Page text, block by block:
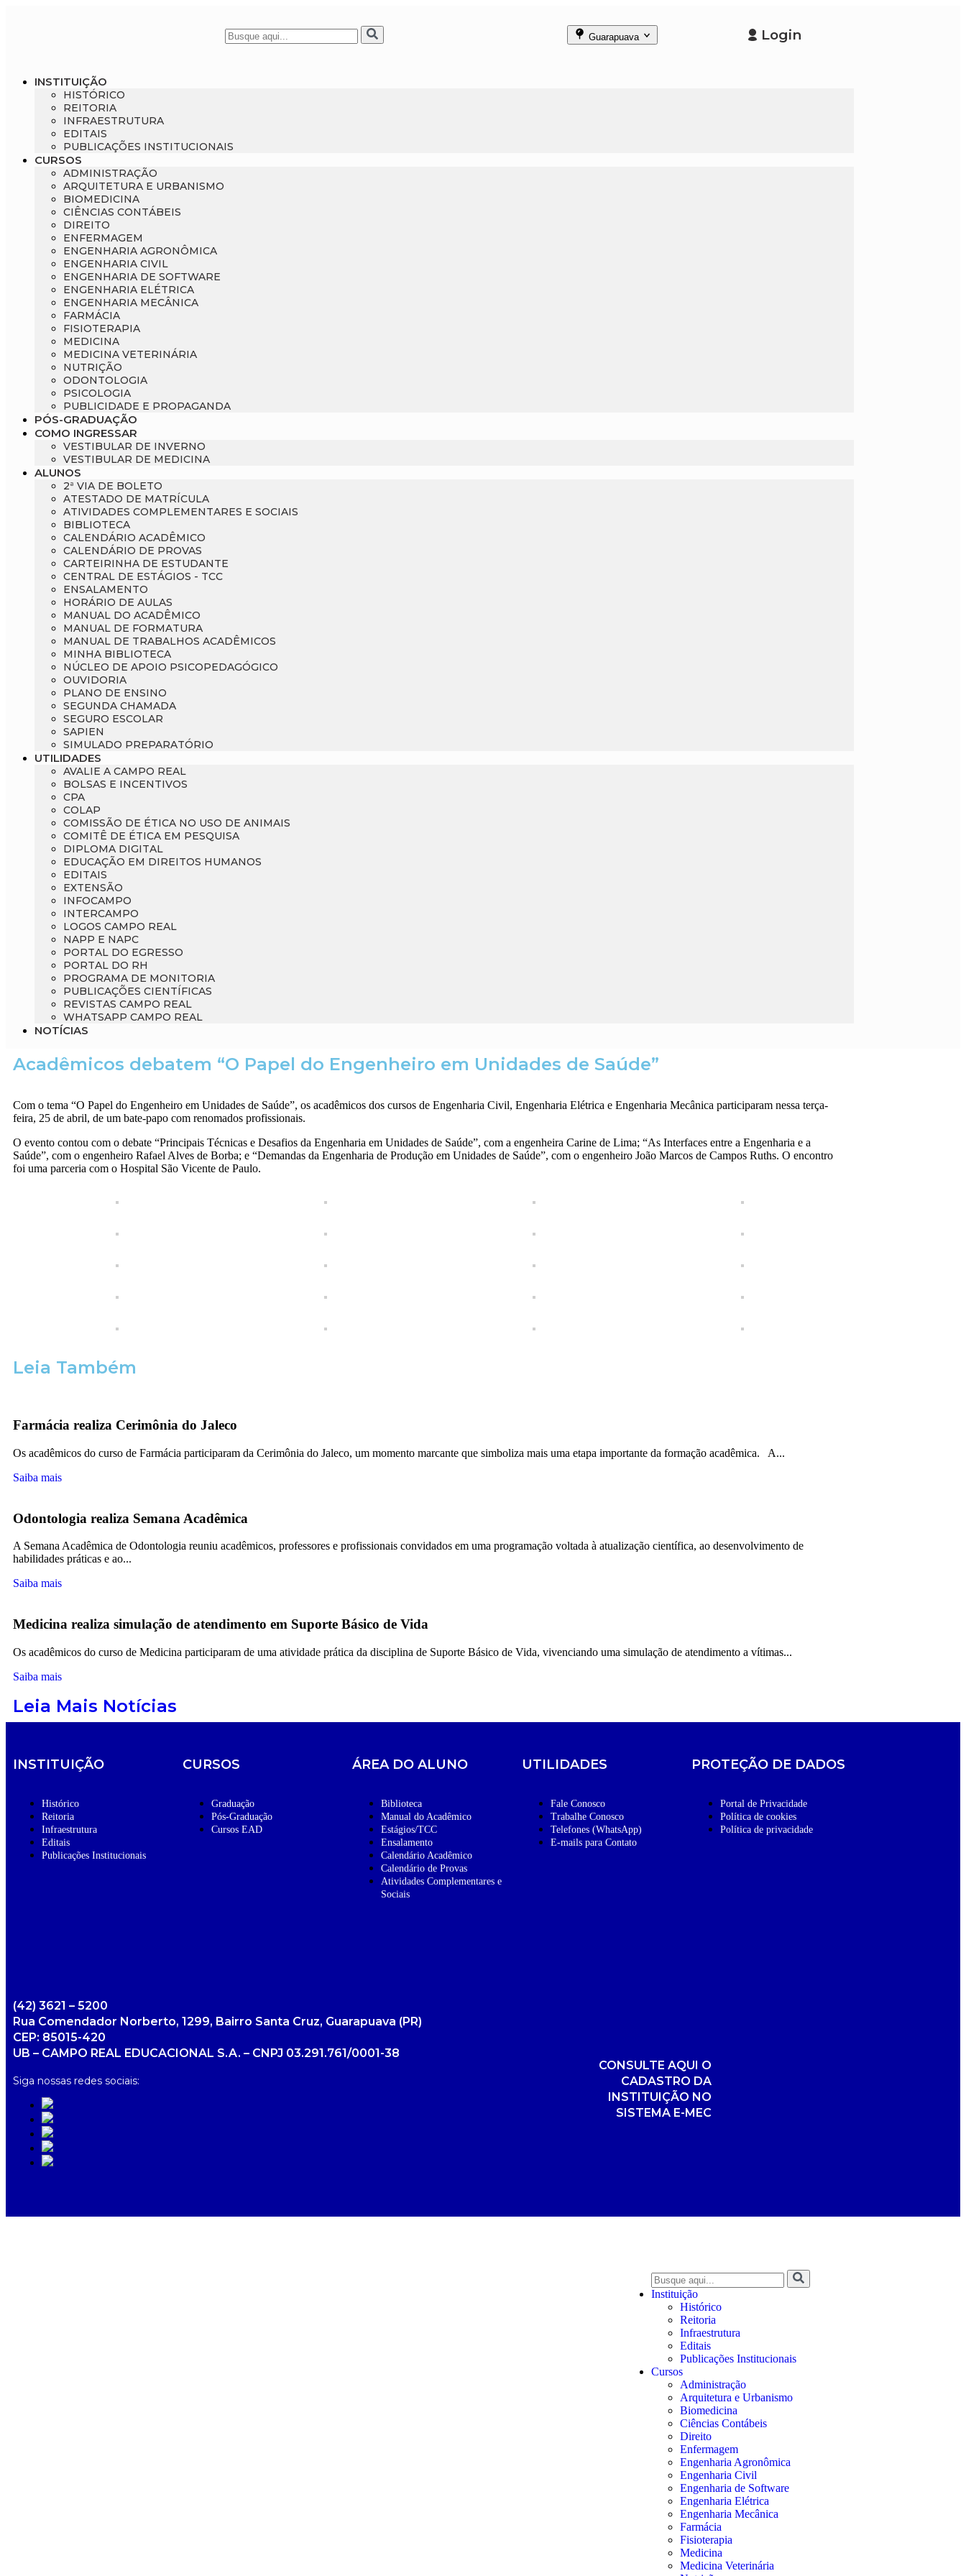
Guarapuava Login
INSTITUIÇÃO
HISTÓRICO
REITORIA
INFRAESTRUTURA
EDITAIS
PUBLICAÇÕES INSTITUCIONAIS
CURSOS
ADMINISTRAÇÃO
ARQUITETURA E URBANISMO
BIOMEDICINA
CIÊNCIAS CONTÁBEIS
DIREITO
ENFERMAGEM
ENGENHARIA AGRONÔMICA
ENGENHARIA CIVIL
ENGENHARIA DE SOFTWARE
ENGENHARIA ELÉTRICA
ENGENHARIA MECÂNICA
FARMÁCIA
FISIOTERAPIA
MEDICINA
MEDICINA VETERINÁRIA
NUTRIÇÃO
ODONTOLOGIA
PSICOLOGIA
PUBLICIDADE E PROPAGANDA
PÓS-GRADUAÇÃO
COMO INGRESSAR
VESTIBULAR DE INVERNO
VESTIBULAR DE MEDICINA
ALUNOS
2ª VIA DE BOLETO
ATESTADO DE MATRÍCULA
ATIVIDADES COMPLEMENTARES E SOCIAIS
BIBLIOTECA
CALENDÁRIO ACADÊMICO
CALENDÁRIO DE PROVAS
CARTEIRINHA DE ESTUDANTE
CENTRAL DE ESTÁGIOS - TCC
ENSALAMENTO
HORÁRIO DE AULAS
MANUAL DO ACADÊMICO
MANUAL DE FORMATURA
MANUAL DE TRABALHOS ACADÊMICOS
MINHA BIBLIOTECA
NÚCLEO DE APOIO PSICOPEDAGÓGICO
OUVIDORIA
PLANO DE ENSINO
SEGUNDA CHAMADA
SEGURO ESCOLAR
SAPIEN
SIMULADO PREPARATÓRIO
UTILIDADES
AVALIE A CAMPO REAL
BOLSAS E INCENTIVOS
CPA
COLAP
COMISSÃO DE ÉTICA NO USO DE ANIMAIS
COMITÊ DE ÉTICA EM PESQUISA
DIPLOMA DIGITAL
EDUCAÇÃO EM DIREITOS HUMANOS
EDITAIS
EXTENSÃO
INFOCAMPO
INTERCAMPO
LOGOS CAMPO REAL
NAPP E NAPC
PORTAL DO EGRESSO
PORTAL DO RH
PROGRAMA DE MONITORIA
PUBLICAÇÕES CIENTÍFICAS
REVISTAS CAMPO REAL
WHATSAPP CAMPO REAL
NOTÍCIAS
Acadêmicos debatem “O Papel do Engenheiro em Unidades de Saúde”
Com o tema “O Papel do Engenheiro em Unidades de Saúde”, os acadêmicos dos cursos de Engenharia Civil, Engenharia Elétrica e Engenharia Mecânica participaram nessa terça-
feira, 25 de abril, de um bate-papo com renomados profissionais.
O evento contou com o debate “Principais Técnicas e Desafios da Engenharia em Unidades de Saúde”, com a engenheira Carine de Lima; “As Interfaces entre a Engenharia e a
Saúde”, com o engenheiro Rafael Alves de Borba; e “Demandas da Engenharia de Produção em Unidades de Saúde”, com o engenheiro João Marcos de Campos Ruths. O encontro
foi uma parceria com o Hospital São Vicente de Paulo.
Leia Também
Farmácia realiza Cerimônia do Jaleco
Os acadêmicos do curso de Farmácia participaram da Cerimônia do Jaleco, um momento marcante que simboliza mais uma etapa importante da formação acadêmica. A...
Saiba mais
Odontologia realiza Semana Acadêmica
A Semana Acadêmica de Odontologia reuniu acadêmicos, professores e profissionais convidados em uma programação voltada à atualização científica, ao desenvolvimento de
habilidades práticas e ao...
Saiba mais
Medicina realiza simulação de atendimento em Suporte Básico de Vida
Os acadêmicos do curso de Medicina participaram de uma atividade prática da disciplina de Suporte Básico de Vida, vivenciando uma simulação de atendimento a vítimas...
Saiba mais
Leia Mais Notícias
INSTITUIÇÃO
Histórico
Reitoria
Infraestrutura
Editais
Publicações Institucionais
CURSOS
Graduação
Pós-Graduação
Cursos EAD
ÁREA DO ALUNO
Biblioteca
Manual do Acadêmico
Estágios/TCC
Ensalamento
Calendário Acadêmico
Calendário de Provas
Atividades Complementares e
Sociais
UTILIDADES
Fale Conosco
Trabalhe Conosco
Telefones (WhatsApp)
E-mails para Contato
PROTEÇÃO DE DADOS
Portal de Privacidade
Política de cookies
Política de privacidade
(42) 3621 – 5200
Rua Comendador Norberto, 1299, Bairro Santa Cruz, Guarapuava (PR)
CEP: 85015-420
UB – CAMPO REAL EDUCACIONAL S.A. – CNPJ 03.291.761/0001-38
Siga nossas redes sociais:
CONSULTE AQUI O
CADASTRO DA
INSTITUIÇÃO NO
SISTEMA E-MEC
Instituição
Histórico
Reitoria
Infraestrutura
Editais
Publicações Institucionais
Cursos
Administração
Arquitetura e Urbanismo
Biomedicina
Ciências Contábeis
Direito
Enfermagem
Engenharia Agronômica
Engenharia Civil
Engenharia de Software
Engenharia Elétrica
Engenharia Mecânica
Farmácia
Fisioterapia
Medicina
Medicina Veterinária